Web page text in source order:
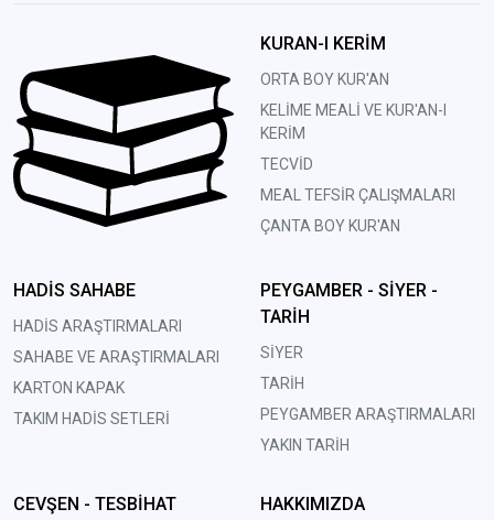
KURAN-I KERİM
ORTA BOY KUR'AN
KELİME MEALİ VE KUR'AN-I
KERİM
TECVİD
MEAL TEFSİR ÇALIŞMALARI
ÇANTA BOY KUR'AN
HADİS SAHABE
HADİS ARAŞTIRMALARI
SAHABE VE ARAŞTIRMALARI
KARTON KAPAK
TAKIM HADİS SETLERİ
PEYGAMBER - SİYER -
TARİH
SİYER
TARİH
PEYGAMBER ARAŞTIRMALARI
YAKIN TARİH
CEVŞEN - TESBİHAT HAKKIMIZDA